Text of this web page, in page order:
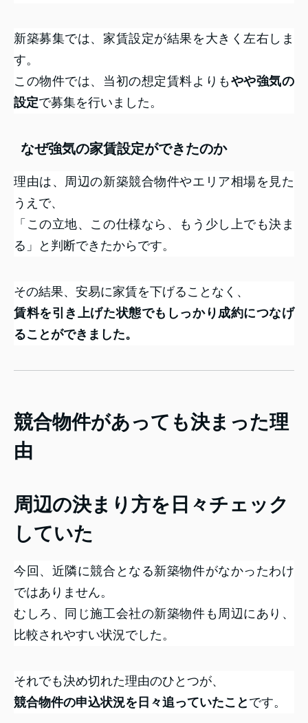
新築募集では、家賃設定が結果を大きく左右しま
す。
この物件では、当初の想定賃料よりもやや強気の
設定で募集を行いました。
なぜ強気の家賃設定ができたのか
理由は、周辺の新築競合物件やエリア相場を見た
うえで、
「この立地、この仕様なら、もう少し上でも決ま
る」と判断できたからです。
その結果、安易に家賃を下げることなく、
賃料を引き上げた状態でもしっかり成約につなげ
ることができました。
競合物件があっても決まった理
由
周辺の決まり方を日々チェック
していた
今回、近隣に競合となる新築物件がなかったわけ
ではありません。
むしろ、同じ施工会社の新築物件も周辺にあり、
比較されやすい状況でした。
それでも決め切れた理由のひとつが、
競合物件の申込状況を日々追っていたこと です。